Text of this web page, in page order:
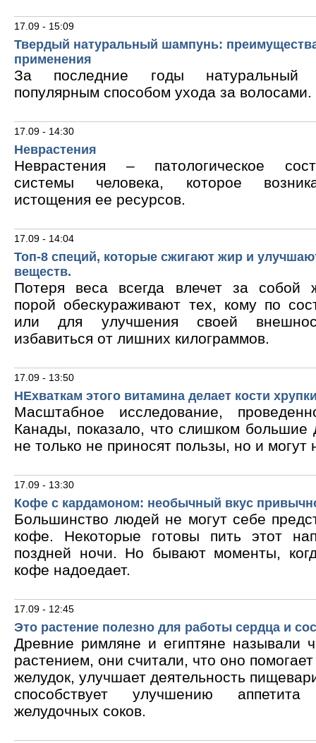
17.09 - 15:09
Твердый натуральный шампунь:
применения
За последние годы натуральный
популярным способом ухода за волосами.
17.09 - 14:30
Неврастения
Неврастения – патологическое
системы человека, которое
истощения ее ресурсов.
17.09 - 14:04
Топ-8 специй, которые сжигают жир и
веществ.
Потеря веса всегда влечет за собой
порой обескураживают тех, кому по
или для улучшения своей
избавиться от лишних килограммов.
17.09 - 13:50
НЕхваткам этого витамина делает кости
Масштабное исследование,
Канады, показало, что слишком большие
не только не приносят пользы, но и могут
17.09 - 13:30
Кофе с кардамоном: необычный вкус
Большинство людей не могут себе
кофе. Некоторые готовы пить этот
поздней ночи. Но бывают моменты,
кофе надоедает.
17.09 - 12:45
Это растение полезно для работы сердца и
Древние римляне и египтяне называли
растением, они считали, что оно
желудок, улучшает деятельность
способствует улучшению
желудочных соков.